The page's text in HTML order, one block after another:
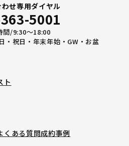
せ専用ダイヤル
5001
間/9:30〜18:00
・祝日・年末年始・GW・お盆
ト
くある質問成約事例